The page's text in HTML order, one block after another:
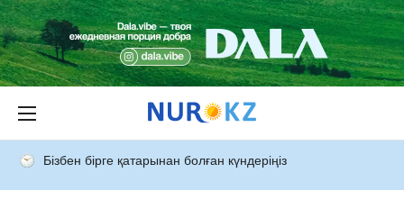
Бізбен бірге қатарынан болған күндеріңіз